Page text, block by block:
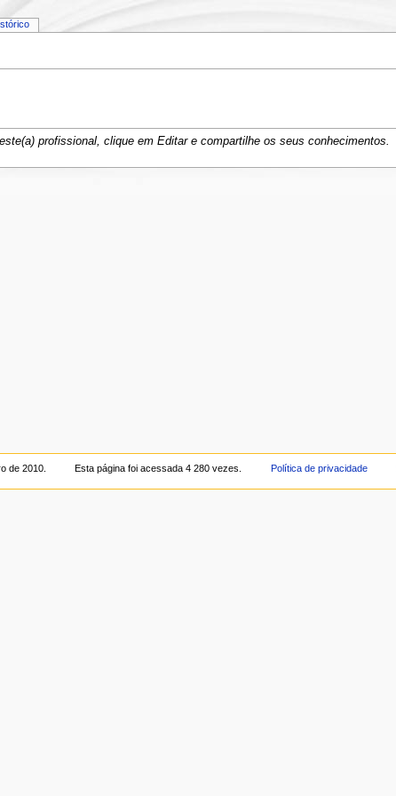
profissional, clique em Editar e compartilhe os seus conhecimentos.
de 2010. Esta página foi acessada 4 280 vezes. Política de privacidade